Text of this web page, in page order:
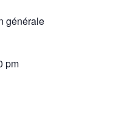
générale
pm